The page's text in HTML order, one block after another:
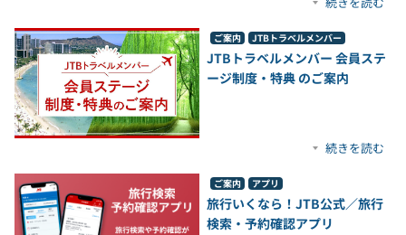
ご案内 JTBトラベルメンバー
JTBトラベルメンバー 会員ステ
ージ制度・特典 のご案内
続きを読む
ご案内 アプリ
旅行いくなら！JTB公式／旅行
検索・予約確認アプリ